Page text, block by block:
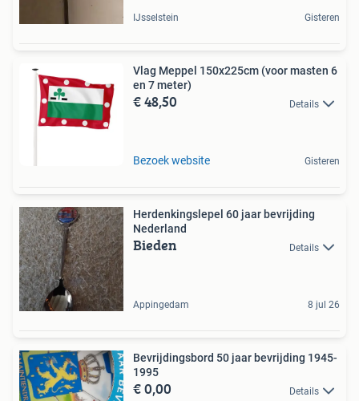
IJsselstein Gisteren
Vlag Meppel 150x225cm (voor masten 6
en 7 meter)
€ 48,50 Details
Bezoek website Gisteren
Herdenkingslepel 60 jaar bevrijding
Nederland
Bieden Details
Appingedam 8 jul 26
Bevrijdingsbord 50 jaar bevrijding 1945-
1995
€ 0,00 Details